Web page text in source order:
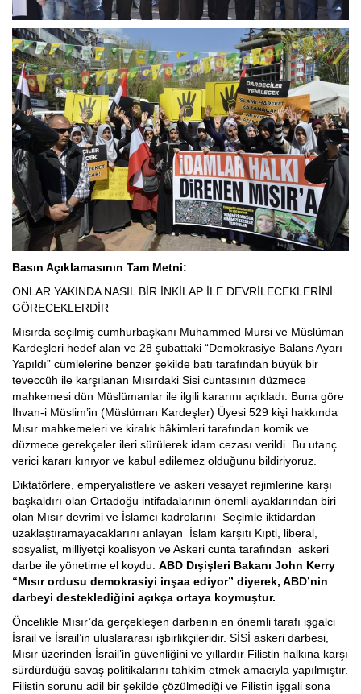
Basın Açıklamasının Tam Metni:
ONLAR YAKINDA NASIL BİR İNKİLAP İLE DEVRİLECEKLERİNİ
GÖRECEKLERDİR
Mısırda seçilmiş cumhurbaşkanı Muhammed Mursi ve Müslüman
Kardeşleri hedef alan ve 28 şubattaki “Demokrasiye Balans Ayarı
Yapıldı” cümlelerine benzer şekilde batı tarafından büyük bir
teveccüh ile karşılanan Mısırdaki Sisi cuntasının düzmece
mahkemesi dün Müslümanlar ile ilgili kararını açıkladı. Buna göre
İhvan-i Müslim’in (Müslüman Kardeşler) Üyesi 529 kişi hakkında
Mısır mahkemeleri ve kiralık hâkimleri tarafından komik ve
düzmece gerekçeler ileri sürülerek idam cezası verildi. Bu utanç
verici kararı kınıyor ve kabul edilemez olduğunu bildiriyoruz.
Diktatörlere, emperyalistlere ve askeri vesayet rejimlerine karşı
başkaldırı olan Ortadoğu intifadalarının önemli ayaklarından biri
olan Mısır devrimi ve İslamcı kadrolarını Seçimle iktidardan
uzaklaştıramayacaklarını anlayan İslam karşıtı Kıpti, liberal,
sosyalist, milliyetçi koalisyon ve Askeri cunta tarafından askeri
darbe ile yönetime el koydu. ABD Dışişleri Bakanı John Kerry
“Mısır ordusu demokrasiyi inşaa ediyor” diyerek, ABD’nin
darbeyi desteklediğini açıkça ortaya koymuştur.
Öncelikle Mısır’da gerçekleşen darbenin en önemli tarafı işgalci
İsrail ve İsrail’in uluslararası işbirlikçileridir. SİSİ askeri darbesi,
Mısır üzerinden İsrail’in güvenliğini ve yıllardır Filistin halkına karşı
sürdürdüğü savaş politikalarını tahkim etmek amacıyla yapılmıştır.
Filistin sorunu adil bir şekilde çözülmediği ve Filistin işgali sona